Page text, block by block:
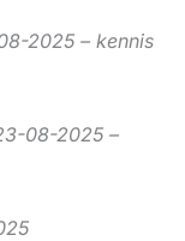
2025 – kennis
08-2025 –